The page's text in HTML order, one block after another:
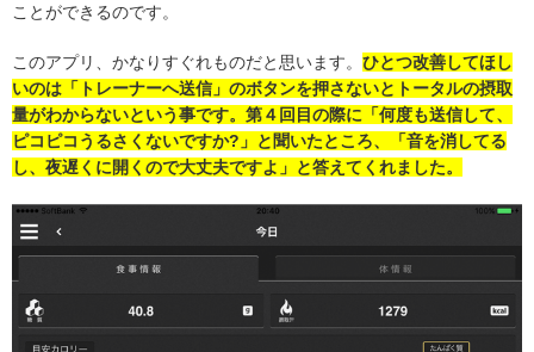
ことができるのです。
このアプリ、かなりすぐれものだと思います。 ひとつ改善してほし
いのは「トレーナーへ送信」のボタンを押さないとトータルの摂取
量がわからないという事です。第４回目の際に「何度も送信して、
ピコピコうるさくないですか?」と聞いたところ、「音を消してる
し、夜遅くに開くので大丈夫ですよ」と答えてくれました。